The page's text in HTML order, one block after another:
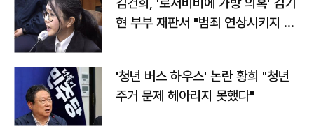
현 부부 재판서 "범죄 연상시키지 말
'청년 버스 하우스' 논란 황희 "청년
주거 문제 헤아리지 못했다"